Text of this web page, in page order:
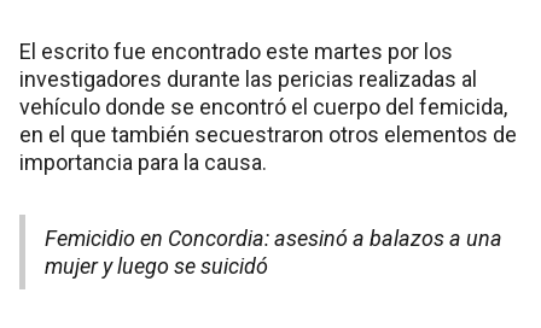
El escrito fue encontrado este martes por los
investigadores durante las pericias realizadas al
vehículo donde se encontró el cuerpo del femicida,
en el que también secuestraron otros elementos de
importancia para la causa.
Femicidio en Concordia: asesinó a balazos a una
mujer y luego se suicidó